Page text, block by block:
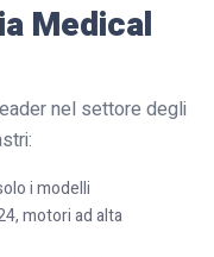
Medical
nel settore degli
i modelli
motori ad alta